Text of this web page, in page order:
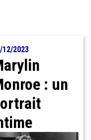
12/2023
: un